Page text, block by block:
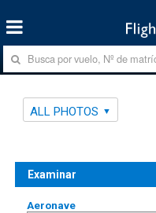
ALL PHOTOS
Examinar
Aeronave